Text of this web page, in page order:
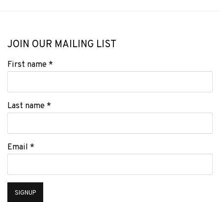
JOIN OUR MAILING LIST
First name *
Last name *
Email *
SIGNUP